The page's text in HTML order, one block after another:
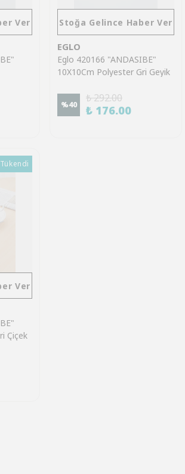
Ver Stoğa Gelince Haber Ver
EGLO
Eglo 420166 "ANDASIBE"
10X10Cm Polyester Gri Geyik
%40
₺ 292.00
₺ 176.00
Tükendi
Ver
Çiçek